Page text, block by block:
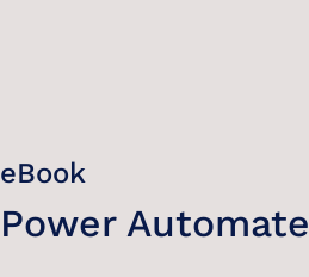
eBook
Power Automate